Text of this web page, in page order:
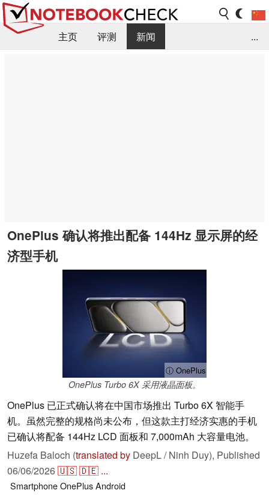
主页 评测
新闻
...
OnePlus 确认将推出配备 144Hz 显示屏的经
济型手机
ⓘ OnePlus
OnePlus Turbo 6X 采用液晶面板。
OnePlus 已正式确认将在中国市场推出 Turbo 6X 智能手
机。虽然完整的规格尚未公布，但这款主打经济实惠的手机
已确认将配备 144Hz LCD 面板和 7,000mAh 大容量电池。
Huzefa Baloch (translated by DeepL / Ninh Duy), Published
06/06/2026🇺🇸🇩🇪 ...
SmartphoneOnePlusAndroid